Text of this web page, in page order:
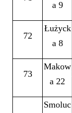
a 9
72
Łużyck
a 8
73
Makow
a 22
Smoluc